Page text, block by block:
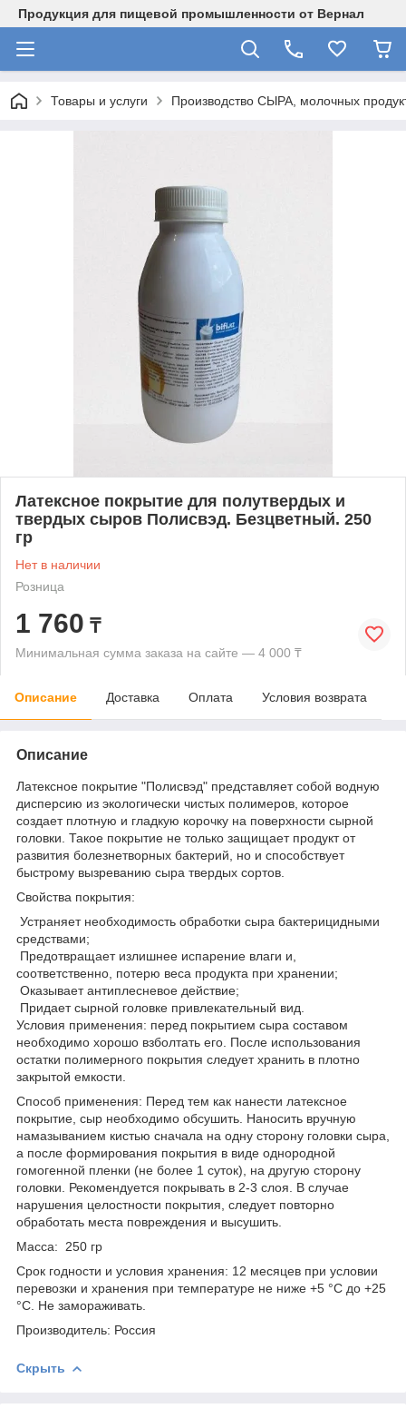
Продукция для пищевой промышленности от Вернал
Товары и услуги Производство СЫРА, молочных
Латексное покрытие для полутвердых и
твердых сыров Полисвэд. Безцветный. 250
гр
Нет в наличии
Розница
1 760 ₸
Минимальная сумма заказа на сайте — 4 000 ₸
Описание Доставка Оплата Условия возврата
Описание
Латексное покрытие "Полисвэд" представляет собой водную
дисперсию из экологически чистых полимеров, которое
создает плотную и гладкую корочку на поверхности сырной
головки. Такое покрытие не только защищает продукт от
развития болезнетворных бактерий, но и способствует
быстрому вызреванию сыра твердых сортов.
Свойства покрытия:
Устраняет необходимость обработки сыра бактерицидными
средствами;
Предотвращает излишнее испарение влаги и,
соответственно, потерю веса продукта при хранении;
Оказывает антиплесневое действие;
Придает сырной головке привлекательный вид.
Условия применения: перед покрытием сыра составом
необходимо хорошо взболтать его. После использования
остатки полимерного покрытия следует хранить в плотно
закрытой емкости.
Способ применения: Перед тем как нанести латексное
покрытие, сыр необходимо обсушить. Наносить вручную
намазыванием кистью сначала на одну сторону головки сыра,
а после формирования покрытия в виде однородной
гомогенной пленки (не более 1 суток), на другую сторону
головки. Рекомендуется покрывать в 2-3 слоя. В случае
нарушения целостности покрытия, следует повторно
обработать места повреждения и высушить.
Масса: 250 гр
Срок годности и условия хранения: 12 месяцев при условии
перевозки и хранения при температуре не ниже +5 °С до +25
°С. Не замораживать.
Производитель: Россия
Скрыть